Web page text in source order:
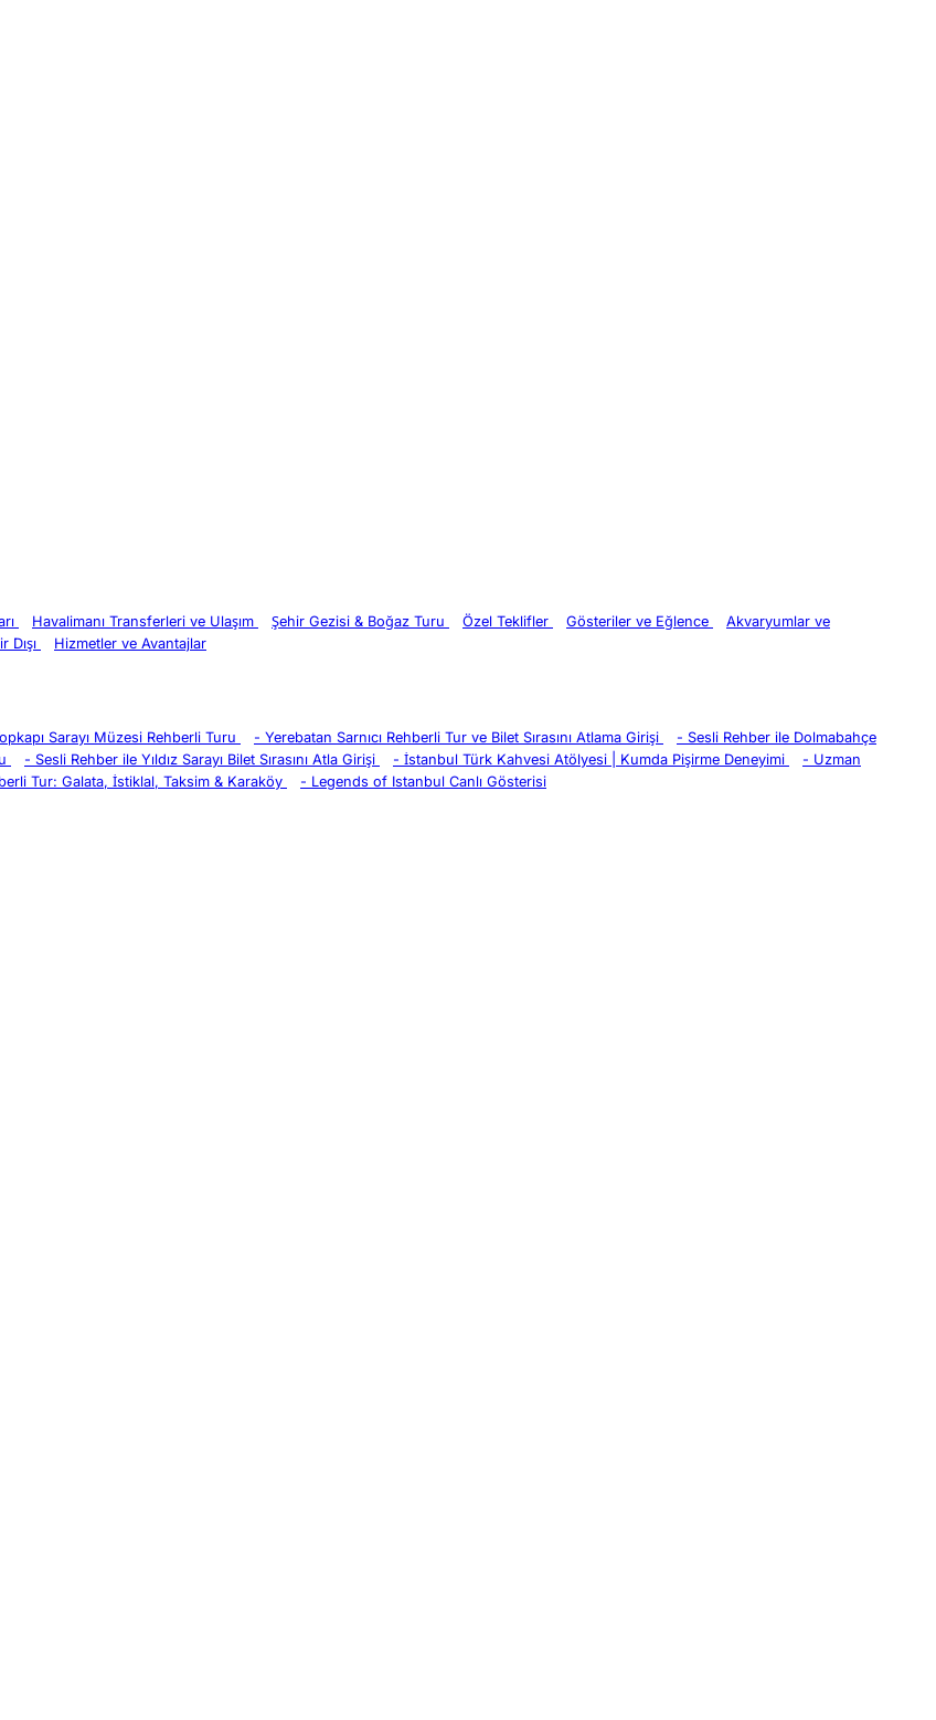
Havalimanı Transferleri ve Ulaşım Şehir Gezisi & Boğaz Turu Özel Teklifler Gösteriler ve Eğlence
Akvaryumlar ve
Dışı Hizmetler ve Avantajlar
Sarayı Müzesi Rehberli Turu - Yerebatan Sarnıcı Rehberli Tur ve Bilet Sırasını Atlama Girişi - Sesli Rehber ile Dolmabahçe
- Sesli Rehber ile Yıldız Sarayı Bilet Sırasını Atla Girişi - İstanbul Türk Kahvesi Atölyesi | Kumda Pişirme Deneyimi - Uzman
Tur: Galata, İstiklal, Taksim & Karaköy - Legends of Istanbul Canlı Gösterisi